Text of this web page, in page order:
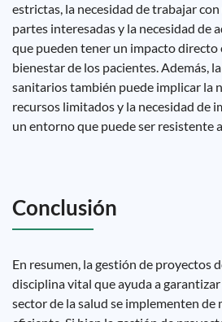
estrictas, la necesidad de trabajar
partes interesadas y la necesidad de
que pueden tener un impacto directo
bienestar de los pacientes. Además,
sanitarios también puede implicar la
recursos limitados y la necesidad de
un entorno que puede ser resistente
Conclusión
En resumen, la gestión de proyectos
disciplina vital que ayuda a
sector de la salud se implementen de